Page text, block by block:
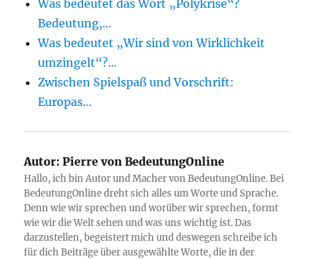
Was bedeutet das Wort „Polykrise“?
Bedeutung,…
Was bedeutet „Wir sind von Wirklichkeit
umzingelt“?…
Zwischen Spielspaß und Vorschrift:
Europas…
Autor: Pierre von BedeutungOnline
Hallo, ich bin Autor und Macher von BedeutungOnline. Bei
BedeutungOnline dreht sich alles um Worte und Sprache.
Denn wie wir sprechen und worüber wir sprechen, formt
wie wir die Welt sehen und was uns wichtig ist. Das
darzustellen, begeistert mich und deswegen schreibe ich
für dich Beiträge über ausgewählte Worte, die in der